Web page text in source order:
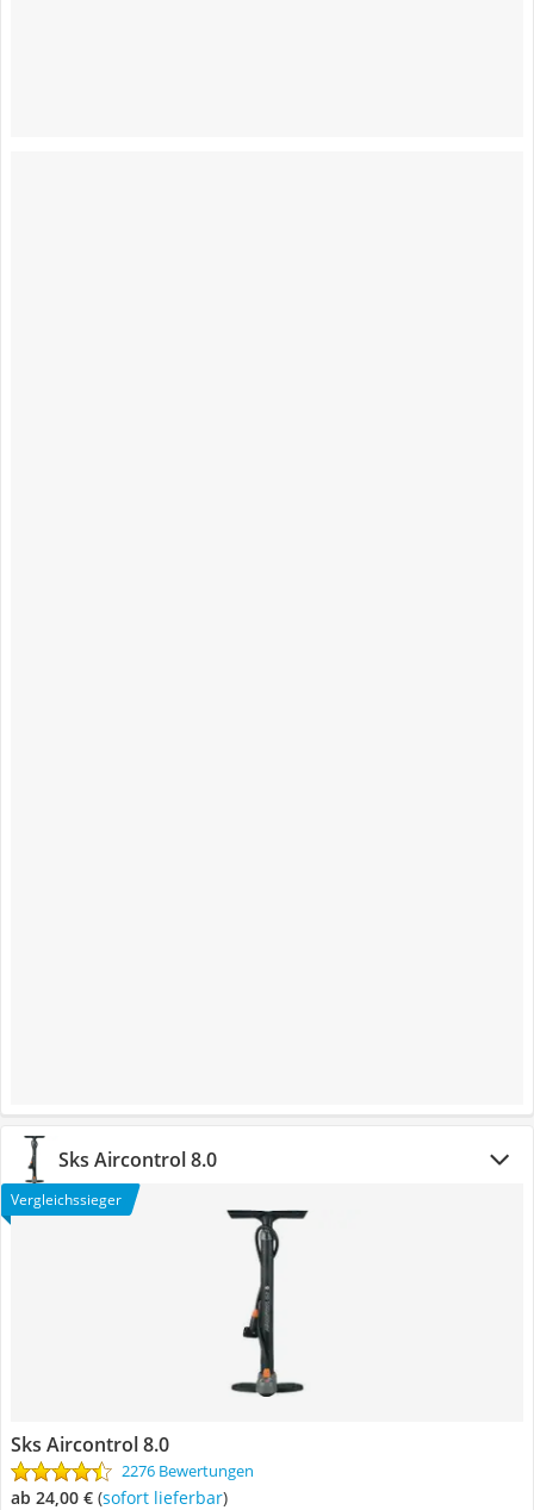
Sks Aircontrol 8.0
Vergleichssieger
Sks Aircontrol 8.0
2276 Bewertungen
ab 24,00 € ( Sofort lieferbar)